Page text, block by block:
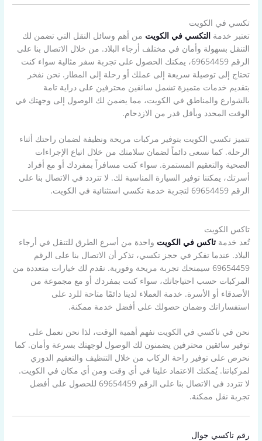
تكسي في الكويت
تعتبر خدمةالتكسي في الكويت من أهم وسائل النقل التي تضمن لك
التنقل بسهولة وأمان في مختلف أرجاء البلاد. من خلال الاتصال بنا على
الرقم 69654459، يمكنك الحصول على تجربة سفر مثالية سواء كنت
تحتاج إلى توصيلة سريعة إلى عملك أو رحلة إلى المطار. نحن نفخر
بتقديم خدمات متميزة تشمل سائقين محترفين على دراية تامة
بالشوارع والمناطق في الكويت، مما يضمن لك الوصول إلى وجهتك في
الوقت المحدد وبأقل قدر من الازدحام.
تتميز تكسي الكويت بتوفير مركبات مريحة ونظيفة لضمان راحتك أثناء
الرحلة. كما نسعى دائماً لضمان سلامتك من خلال اتباع الإجراءات
الصحية والتعقيم المستمرة. سواء كنت مسافراً بمفردك أو مع أفراد
أسرتك، يمكننا توفير السيارة المناسبة لك. لا تتردد في الاتصال بنا على
الرقم 69654459 لتجربة خدمة تكسي استثنائية في الكويت.
تاكس الكويت
تُعد خدمةتاكس في الكويت واحدة من أسرع الطرق للتنقل في أرجاء
البلاد. عندما تفكر في حجز تكسي، تذكر أن الاتصال بنا على الرقم
69654459 سيمنحك تجربة مريحة وفورية. نقدم لك خيارات متعددة من
المركبات حسب احتياجاتك، سواء كنت بمفردك أو مع مجموعة من
الأصدقاء أو الأسرة. خدمة العملاء لدينا دائمًا متاحة للرد على
استفساراتك وضمان حصولك على أفضل خدمة ممكنة.
نحن في تاكسي في الكويت نفهم أهمية الوقت، لذا نحن نعمل على
توفير سائقين محترفين يضمنون لك الوصول لوجهتك بسرعة وأمان. كما
نحرص على توفير راحة الركاب من خلال التنظيف والتعقيم الدوري
لمركباتنا. يُمكنك الاعتماد علينا في أي وقت ومن أي مكان في الكويت.
لا تتردد في الاتصال بنا على الرقم 69654459 للحصول على أفضل
تجربة نقل ممكنة.
رقم تاكسي جوال